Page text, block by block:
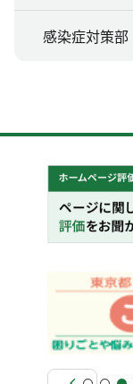
感染症対策部